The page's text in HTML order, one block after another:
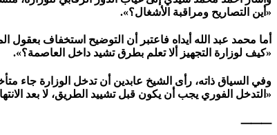
«أين التصاريح ومراقبة الأشغال؟».
أما محمد عبد الله أيداه فاعتبر أن التوضيح استخفاف بعقول
«كيف لوزارة التجهيز ألا تعلم بطرق تشيد داخل العاصمة؟».
وفي السياق ذاته، رأى الشيخ عابدين أن تدخل الوزارة جاء
«التدخل الفوري يجب أن يكون قبل تشييد الطريق، لا بعد
⸻